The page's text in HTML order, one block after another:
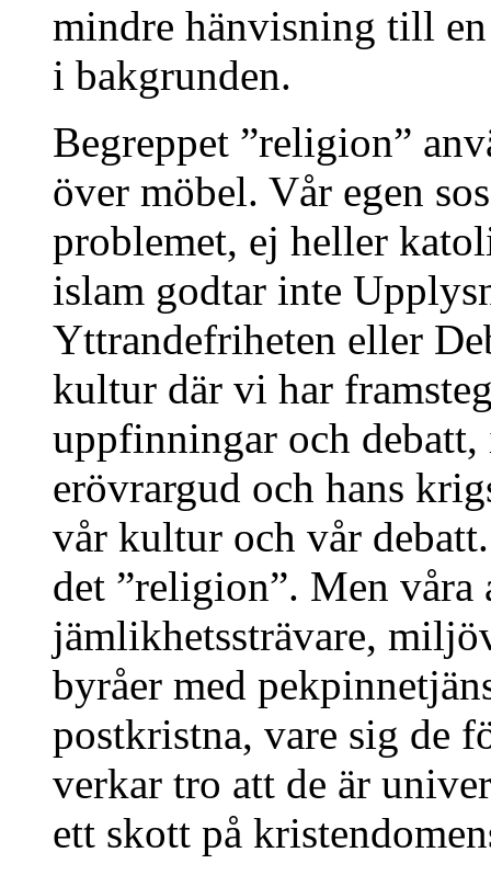
mindre hänvisning till
i bakgrunden.
Begreppet ”religion”
över möbel. Vår egen
problemet, ej heller
islam godtar inte
Yttrandefriheten eller
kultur där vi har
uppfinningar och
erövrargud och hans
vår kultur och vår
det ”religion”. Men våra
jämlikhetssträvare,
byråer med
postkristna, vare sig de
verkar tro att de är
ett skott på